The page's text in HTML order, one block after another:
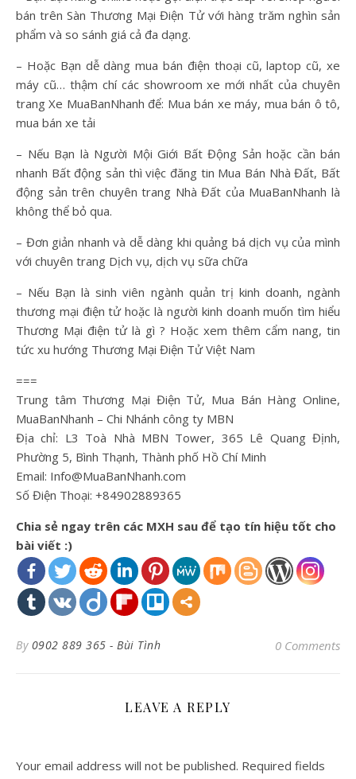
bán trên Sàn Thương Mại Điện Tử với hàng trăm nghìn sản
phẩm và so sánh giá cả đa dạng.
– Hoặc Bạn dễ dàng mua bán điện thoại cũ, laptop cũ, xe
máy cũ… thậm chí các showroom xe mới nhất của chuyên
trang Xe MuaBanNhanh để: Mua bán xe máy, mua bán ô tô,
mua bán xe tải
– Nếu Bạn là Người Mội Giới Bất Động Sản hoặc cần bán
nhanh Bất động sản thì việc đăng tin Mua Bán Nhà Đất, Bất
động sản trên chuyên trang Nhà Đất của MuaBanNhanh là
không thể bỏ qua.
– Đơn giản nhanh và dễ dàng khi quảng bá dịch vụ của mình
với chuyên trang Dịch vụ, dịch vụ sữa chữa
– Nếu Bạn là sinh viên ngành quản trị kinh doanh, ngành
thương mại điện tử hoặc là người kinh doanh muốn tìm hiểu
Thương Mại điện tử là gì ? Hoặc xem thêm cẩm nang, tin
tức xu hướng Thương Mại Điện Tử Việt Nam
===
Trung tâm Thương Mại Điện Tử, Mua Bán Hàng Online,
MuaBanNhanh – Chi Nhánh công ty MBN
Địa chỉ: L3 Toà Nhà MBN Tower, 365 Lê Quang Định,
Phường 5, Bình Thạnh, Thành phố Hồ Chí Minh
Email: Info@MuaBanNhanh.com
Số Điện Thoại: +84902889365
Chia sẻ ngay trên các MXH sau để tạo tín hiệu tốt cho
bài viết :)
By 0902 889 365 - Bùi Tình 0 Comments
LEAVE A REPLY
Your email address will not be published. Required fields